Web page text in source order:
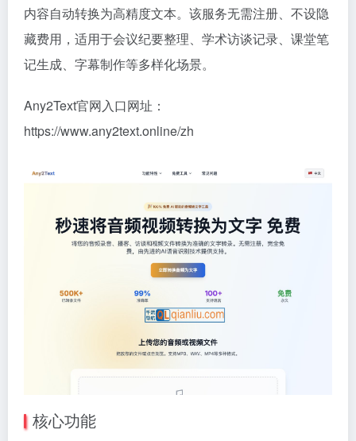
内容自动转换为高精度文本。该服务无需注册、不设隐
藏费用，适用于会议纪要整理、学术访谈记录、课堂笔
记生成、字幕制作等多样化场景。
Any2Text官网入口网址：
https://www.any2text.online/zh
核心功能